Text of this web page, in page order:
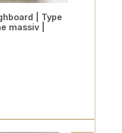
| Type
massiv |